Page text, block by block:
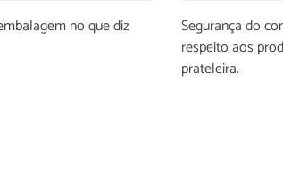
no que diz
Segurança do
respeito aos
prateleira.